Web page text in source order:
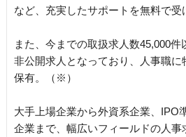
など、充実したサポートを無料で受
また、今までの取扱求人数45,000
非公開求人となっており、人事職に
保有。（※）
大手上場企業から外資系企業、IPO
企業まで、幅広いフィールドの人事